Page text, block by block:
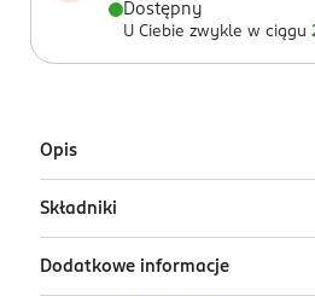
Dostępny
U Ciebie zwykle w ciągu
Opis
Błyszczyk do ust Stars
Guma Balonowa
Składniki
Ingredients: : HYDROGENATED
Dodatkowe informacje